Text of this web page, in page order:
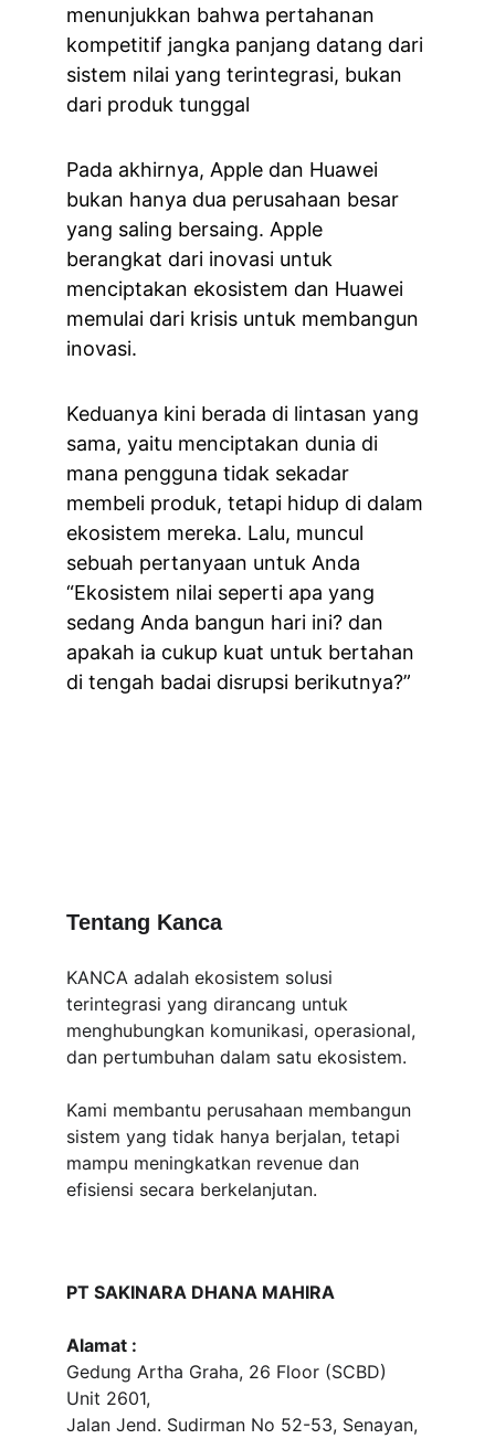
menunjukkan bahwa pertahanan
kompetitif jangka panjang datang dari
sistem nilai yang terintegrasi, bukan
dari produk tunggal
Pada akhirnya, Apple dan Huawei
bukan hanya dua perusahaan besar
yang saling bersaing. Apple
berangkat dari inovasi untuk
menciptakan ekosistem dan Huawei
memulai dari krisis untuk membangun
inovasi.
Keduanya kini berada di lintasan yang
sama, yaitu menciptakan dunia di
mana pengguna tidak sekadar
membeli produk, tetapi hidup di dalam
ekosistem mereka. Lalu, muncul
sebuah pertanyaan untuk Anda
“Ekosistem nilai seperti apa yang
sedang Anda bangun hari ini? dan
apakah ia cukup kuat untuk bertahan
di tengah badai disrupsi berikutnya?”
Tentang Kanca
KANCA adalah ekosistem solusi
terintegrasi yang dirancang untuk
menghubungkan komunikasi, operasional,
dan pertumbuhan dalam satu ekosistem.
Kami membantu perusahaan membangun
sistem yang tidak hanya berjalan, tetapi
mampu meningkatkan revenue dan
efisiensi secara berkelanjutan.
PT SAKINARA DHANA MAHIRA
Alamat :
Gedung Artha Graha, 26 Floor (SCBD)
Unit 2601,
Jalan Jend. Sudirman No 52-53, Senayan,